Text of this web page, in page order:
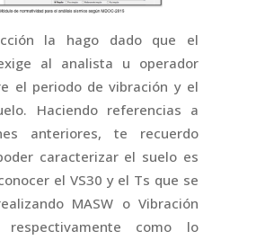
la hago dado que el
al analista u operador
el periodo de vibración y el
Haciendo referencias a
anteriores, te recuerdo
caracterizar el suelo es
el VS30 y el Ts que se
MASW o Vibración
respectivamente como lo